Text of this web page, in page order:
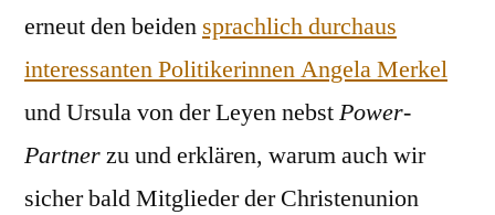
erneut den beiden sprachlich durchaus
interessanten Politikerinnen Angela Merkel
und Ursula von der Leyen nebstPower-
Partnerzu und erklären, warum auch wir
sicher bald Mitglieder der Christenunion